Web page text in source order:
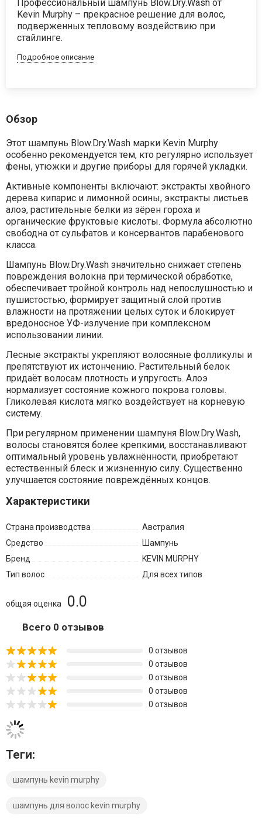
Профессиональный шампунь Blow.Dry.Wash от
Kevin Murphy – прекрасное решение для волос,
подверженных тепловому воздействию при
стайлинге.
Подробное описание
Обзор
Этот шампунь Blow.Dry.Wash марки Kevin Murphy
особенно рекомендуется тем, кто регулярно использует
фены, утюжки и другие приборы для горячей укладки.
Активные компоненты включают: экстракты хвойного
дерева кипарис и лимонной осины, экстракты листьев
алоэ, растительные белки из зёрен гороха и
органические фруктовые кислоты. Формула абсолютно
свободна от сульфатов и консервантов парабенового
класса.
Шампунь Blow.Dry.Wash значительно снижает степень
повреждения волокна при термической обработке,
обеспечивает тройной контроль над непослушностью и
пушистостью, формирует защитный слой против
влажности на протяжении целых суток и блокирует
вредоносное УФ-излучение при комплексном
использовании линии.
Лесные экстракты укрепляют волосяные фолликулы и
препятствуют их истончению. Растительный белок
придаёт волосам плотность и упругость. Алоэ
нормализует состояние кожного покрова головы.
Гликолевая кислота мягко воздействует на корневую
систему.
При регулярном применении шампуня Blow.Dry.Wash,
волосы становятся более крепкими, восстанавливают
оптимальный уровень увлажнённости, приобретают
естественный блеск и жизненную силу. Существенно
улучшается состояние повреждённых концов.
Характеристики
Страна производства
Австралия
Средство
Шампунь
Бренд
KEVIN MURPHY
Тип волос
Для всех типов
0.0
общая оценка
Всего 0 отзывов
0 отзывов
0 отзывов
0 отзывов
0 отзывов
0 отзывов
Теги:
шампунь kevin murphy
шампунь для волос kevin murphy